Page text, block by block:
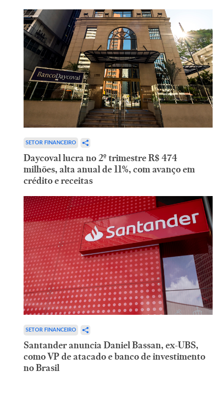
SETOR FINANCEIRO
Daycoval lucra no 2º trimestre R$ 474
milhões, alta anual de 11%, com avanço em
crédito e receitas
SETOR FINANCEIRO
Santander anuncia Daniel Bassan, ex-UBS,
como VP de atacado e banco de investimento
no Brasil